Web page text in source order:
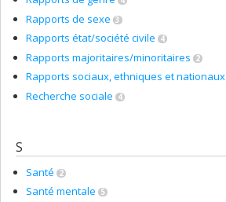
Rapports de sexe 3
Rapports état/société civile 4
Rapports majoritaires/minoritaires 2
Rapports sociaux, ethniques et nationaux
Recherche sociale 4
S
Santé 2
Santé mentale 5